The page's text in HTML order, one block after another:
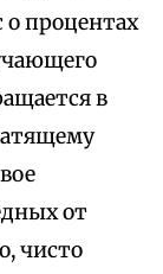
о процентах
в
от
чисто